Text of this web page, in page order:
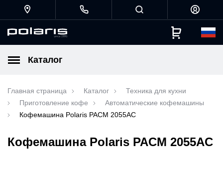
Каталог
Главная страница Каталог
Техника для кухни
Приготовление кофе
Автоматические кофемашины
Кофемашина Polaris PACM 2055AC
Кофемашина Polaris PACM 2055AC